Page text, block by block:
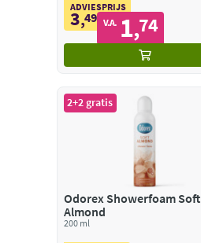
ADVIESPRIJS
3,49 V.A. 1,74
2+2 gratis
Odorex Showerfoam Soft
Almond
200 ml